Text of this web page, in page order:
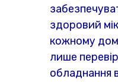
здоровий
кожному
лише
обладнання